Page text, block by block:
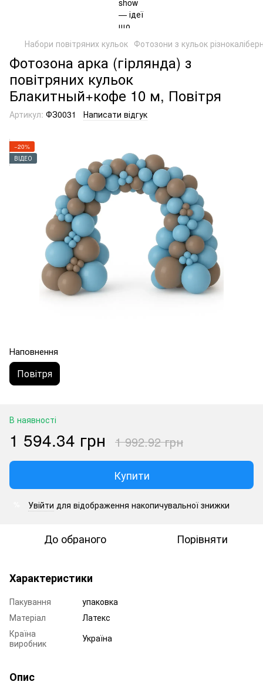
Набори повітряних кульок Фотозони з кульок
Фотозона арка (гірлянда) з
повітряних кульок
Блакитный+кофе 10 м, Повітря
Артикул: ФЗ0031 Написати відгук
−20%
ВІДЕО
Наповнення
Повітря
В наявності
1 594.34 грн 1 992.92 грн
Купити
Увійти для відображення накопичувальної знижки
До обраного Порівняти
Характеристики
Пакування
упаковка
Матеріал
Латекс
Країна
виробник
Україна
Опис